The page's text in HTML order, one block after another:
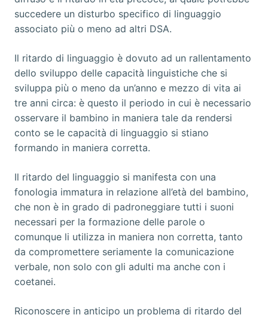
succedere un disturbo specifico di linguaggio
associato più o meno ad altri DSA.
Il ritardo di linguaggio è dovuto ad un rallentamento
dello sviluppo delle capacità linguistiche che si
sviluppa più o meno da un’anno e mezzo di vita ai
tre anni circa: è questo il periodo in cui è necessario
osservare il bambino in maniera tale da rendersi
conto se le capacità di linguaggio si stiano
formando in maniera corretta.
Il ritardo del linguaggio si manifesta con una
fonologia immatura in relazione all’età del bambino,
che non è in grado di padroneggiare tutti i suoni
necessari per la formazione delle parole o
comunque li utilizza in maniera non corretta, tanto
da compromettere seriamente la comunicazione
verbale, non solo con gli adulti ma anche con i
coetanei.
Riconoscere in anticipo un problema di ritardo del